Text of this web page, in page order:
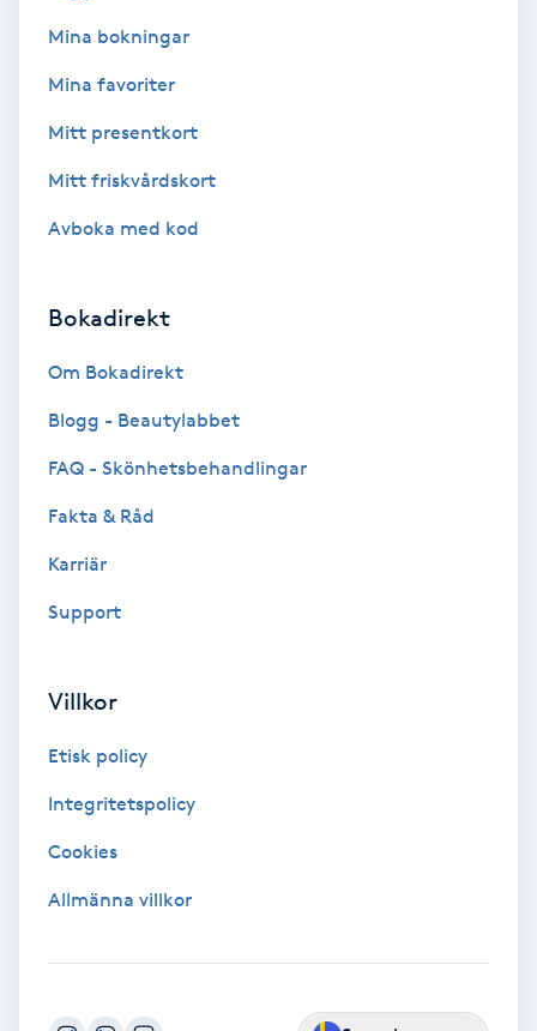
Cryoterapi
Damklippning
Enzympeeling
Extensions
Eyeliner-tatuering
Fet hårbotten
Fettreducering
Mina bokningar
Mina favoriter
Mitt presentkort
Mitt friskvårdskort
Avboka med kod
Bokadirekt
Om Bokadirekt
Blogg - Beautylabbet
FAQ - Skönhetsbehandlingar
Fakta & Råd
Karriär
Support
Villkor
Etisk policy
Integritetspolicy
Cookies
Allmänna villkor